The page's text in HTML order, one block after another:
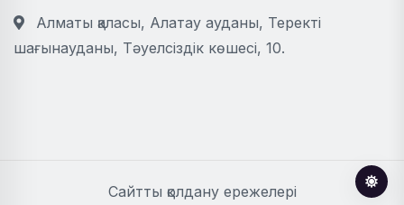
Алматы қаласы, Алатау ауданы, Теректі
шағынауданы, Тәуелсіздік көшесі, 10.
Сайтты қолдану ережелері